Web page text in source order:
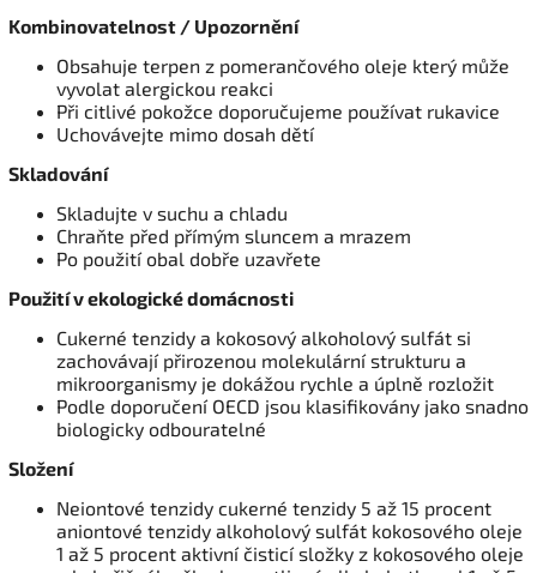
Kombinovatelnost / Upozornění
Obsahuje terpen z pomerančového oleje který může
vyvolat alergickou reakci
Při citlivé pokožce doporučujeme používat rukavice
Uchovávejte mimo dosah dětí
Skladování
Skladujte v suchu a chladu
Chraňte před přímým sluncem a mrazem
Po použití obal dobře uzavřete
Použití v ekologické domácnosti
Cukerné tenzidy a kokosový alkoholový sulfát si
zachovávají přirozenou molekulární strukturu a
mikroorganismy je dokážou rychle a úplně rozložit
Podle doporučení OECD jsou klasifikovány jako snadno
biologicky odbouratelné
Složení
Neiontové tenzidy cukerné tenzidy 5 až 15 procent
aniontové tenzidy alkoholový sulfát kokosového oleje
1 až 5 procent aktivní čisticí složky z kokosového oleje